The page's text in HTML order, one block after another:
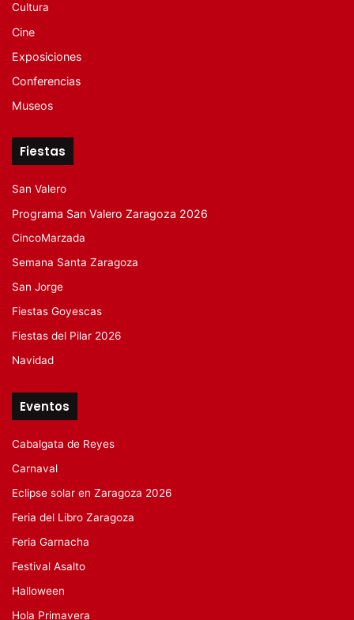
Cultura
Cine
Exposiciones
Conferencias
Museos
Fiestas
San Valero
Programa San Valero Zaragoza 2026
CincoMarzada
Semana Santa Zaragoza
San Jorge
Fiestas Goyescas
Fiestas del Pilar 2026
Navidad
Eventos
Cabalgata de Reyes
Carnaval
Eclipse solar en Zaragoza 2026
Feria del Libro Zaragoza
Feria Garnacha
Festival Asalto
Halloween
Hola Primavera